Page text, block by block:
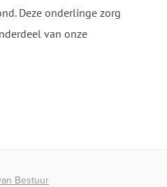
Deze onderlinge zorg
van onze
Bestuur